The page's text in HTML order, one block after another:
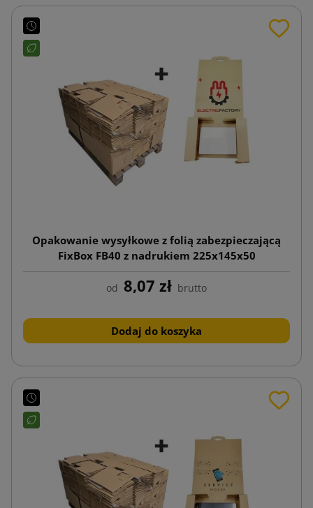
Opakowanie wysyłkowe z folią zabezpieczającą
FixBox FB40 z nadrukiem 225x145x50
od 8,07 zł brutto
Dodaj do koszyka